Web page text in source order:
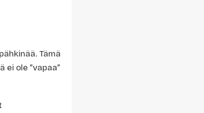
Tämä
ole ”vapaa”